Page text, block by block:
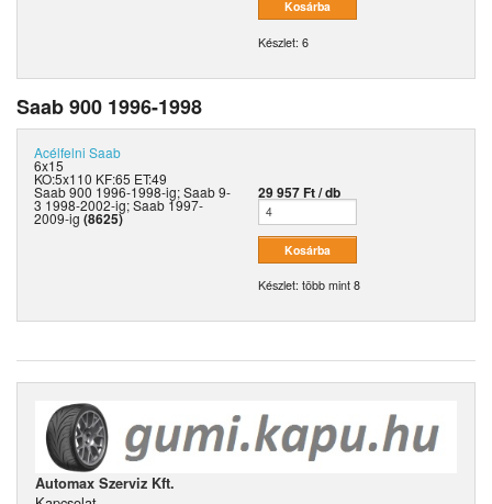
Készlet: 6
Saab 900 1996-1998
Acélfelni Saab
6x15
KO:5x110 KF:65 ET:49
Saab 900 1996-1998-ig; Saab 9-
3 1998-2002-ig; Saab 1997-
2009-ig (8625)
29 957 Ft / db
Készlet: több mint 8
Automax Szerviz Kft.